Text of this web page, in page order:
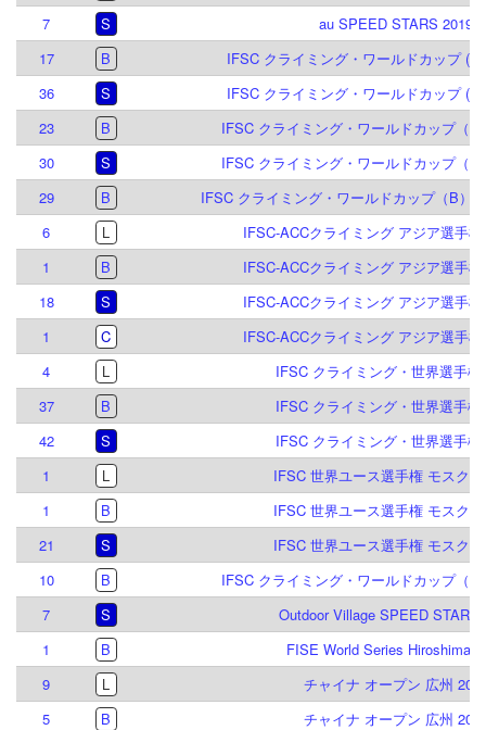
7
S
au SPEED STARS 2019
17
B
IFSC クライミング・ワールドカップ
36
S
IFSC クライミング・ワールドカップ
23
B
IFSC クライミング・ワールドカップ（
30
S
IFSC クライミング・ワールドカップ（
29
B
IFSC クライミング・ワールドカップ（B）
6
L
IFSC-ACCクライミング アジア選手
1
B
IFSC-ACCクライミング アジア選手
18
S
IFSC-ACCクライミング アジア選手
1
C
IFSC-ACCクライミング アジア選手
4
L
IFSC クライミング・世界選手権
37
B
IFSC クライミング・世界選手権
42
S
IFSC クライミング・世界選手権
1
L
IFSC 世界ユース選手権 モスク
1
B
IFSC 世界ユース選手権 モスク
21
S
IFSC 世界ユース選手権 モスク
10
B
IFSC クライミング・ワールドカップ（B
7
S
Outdoor Village SPEED STARS
1
B
FISE World Series Hiroshima
9
L
チャイナ オープン 広州
5
B
チャイナ オープン 広州